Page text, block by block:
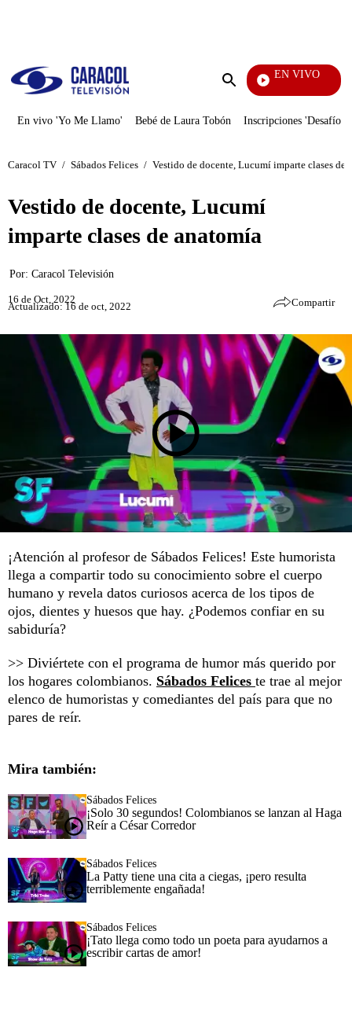
Enviar
EN VIVO
Yo Me Llamo
En vivo 'Yo Me Llamo' Bebé de Laura Tobón Inscripciones 'Desafío'
Caracol TV / Sábados Felices / Vestido de docente, Lucumí imparte clases de
Vestido de docente, Lucumí
imparte clases de anatomía
Por: Caracol Televisión
16 de Oct, 2022
Actualizado: 16 de oct, 2022 Compartir
¡Atención al profesor de Sábados Felices! Este humorista
llega a compartir todo su conocimiento sobre el cuerpo
humano y revela datos curiosos acerca de los tipos de
ojos, dientes y huesos que hay. ¿Podemos confiar en su
sabiduría?
>> Diviértete con el programa de humor más querido por
los hogares colombianos. Sábados Felices te trae al mejor
elenco de humoristas y comediantes del país para que no
pares de reír.
Mira también:
Sábados Felices
¡Solo 30 segundos! Colombianos se lanzan al Haga
Reír a César Corredor
Sábados Felices
La Patty tiene una cita a ciegas, ¡pero resulta
terriblemente engañada!
Sábados Felices
¡Tato llega como todo un poeta para ayudarnos a
escribir cartas de amor!